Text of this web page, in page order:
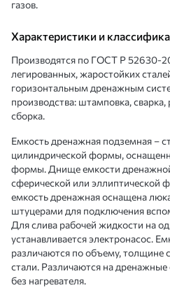
газов.
Характеристики и
Производятся по ГОСТ Р 52630-
легированных, жаростойких
горизонтальным дренажным
производства: штамповка,
сборка.
Емкость дренажная подземная –
цилиндрической формы,
формы. Днище емкости
сферической или эллиптической
емкость дренажная оснащена
штуцерами для подключения
Для слива рабочей жидкости на
устанавливается электронасос.
различаются по объему, толщине
стали. Различаются на дренажные
без нагревателя.